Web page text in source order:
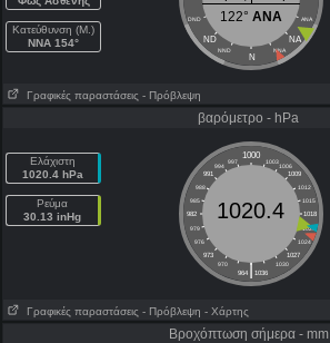
Κατεύθυνση (Μ.)
NNA 154°
DND ANA
ND NA
NND NNA
N
122° ANA
Γραφικές παραστάσεις - Πρόβλεψη
βαρόμετρο - hPa
Ελάχιστη
1020.4 hPa
Ρεύμα
30.13 inHg
1000
997 1003
994
1006
991
1009
988
1012
985
1015
982
1018
979
1021
976
1024
973
1027
970
1030
|
964 1036
1020.4
Γραφικές παραστάσεις - Πρόβλεψη - Χάρτης
Βροχόπτωση σήμερα - mm